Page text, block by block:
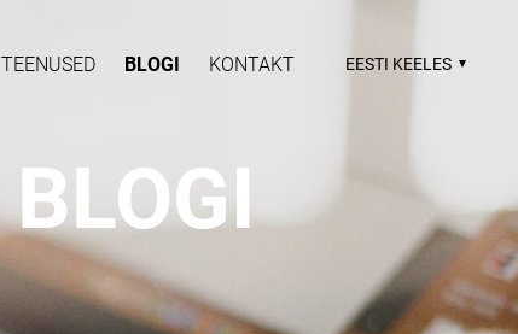
TEENUSED BLOGI KONTAKT EESTI KEELES
BLOGI